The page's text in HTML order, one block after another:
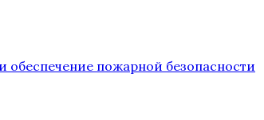
обеспечение пожарной безопасности